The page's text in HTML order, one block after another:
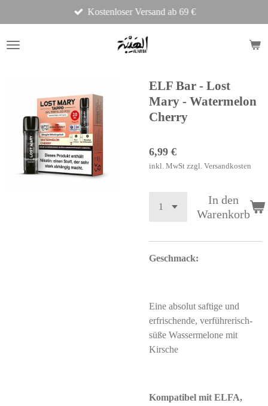
Hauptinhalt
springen
Kostenloser Versand ab 69 €
ELF Bar - Lost
Mary - Watermelon
Cherry
6,99 €
inkl. MwSt zzgl. Versandkosten
In den
Warenkorb
Geschmack:
Eine absolut saftige und
erfrischende, verführerisch-
süße Wassermelone mit
Kirsche
Kompatibel mit ELFA,